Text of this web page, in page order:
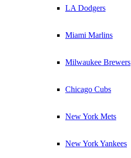
LA Dodgers
Miami Marlins
Milwaukee Brewers
Chicago Cubs
New York Mets
New York Yankees